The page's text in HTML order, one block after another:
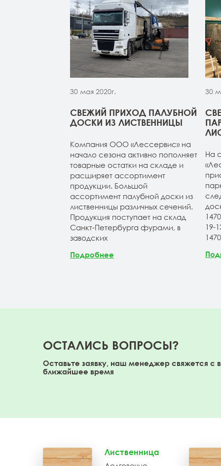
30 мая 2020г.
СВЕЖИЙ ПРИХОД ПАЛУБНОЙ
ДОСКИ ИЗ ЛИСТВЕННИЦЫ
Компания ООО «Лессервис» на
начало сезона активно пополняет
товарные остатки на складе и
расширяет ассортимент
продукции. Большой
ассортимент палубной доски из
лиственницы различных сечений.
Продукция поступает на склад
Санкт-Петербурга фурами, в
заводских
Подробнее
30
На
19-
ОСТАЛИСЬ ВОПРОСЫ?
Оставьте заявку, наш менеджер свяжется с
ближайшее время
Лиственница